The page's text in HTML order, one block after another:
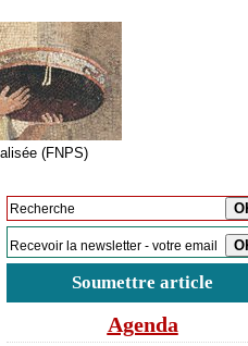
(FNPS)
Soumettre article
Agenda